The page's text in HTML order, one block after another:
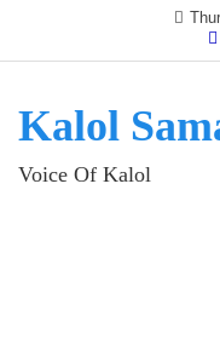
Kalol
Voice Of Kalol